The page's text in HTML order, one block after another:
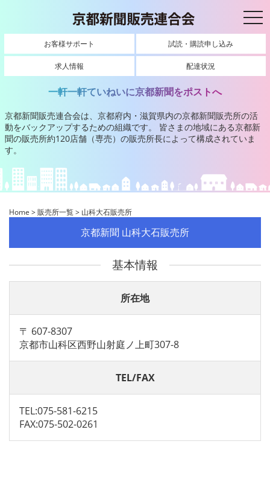
お客様サポート 試読・購読申し込み
求人情報 配達状況
一軒一軒ていねいに京都新聞をポストへ
京都新聞販売連合会は、京都府内・滋賀県内の京都新聞販売所の活
動をバックアップするための組織です。 皆さまの地域にある京都新
聞の販売所約120店舗（専売）の販売所長によって構成されていま
す。
Home >販売所一覧> 山科大石販売所
京都新聞 山科大石販売所
基本情報
所在地
〒 607-8307
京都市山科区西野山射庭ノ上町307-8
TEL/FAX
TEL:075-581-6215
FAX:075-502-0261